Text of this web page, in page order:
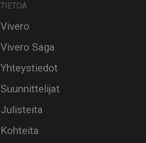
TIETOA
Vivero
Vivero Saga
Yhteystiedot
Suunnittelijat
Julisteita
Kohteita